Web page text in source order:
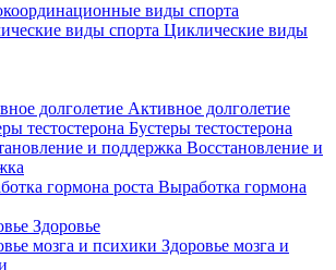
виды спорта
Циклические виды
Активное долголетие
Бустеры тестостерона
Восстановление и
Выработка гормона
Здоровье
Здоровье мозга и